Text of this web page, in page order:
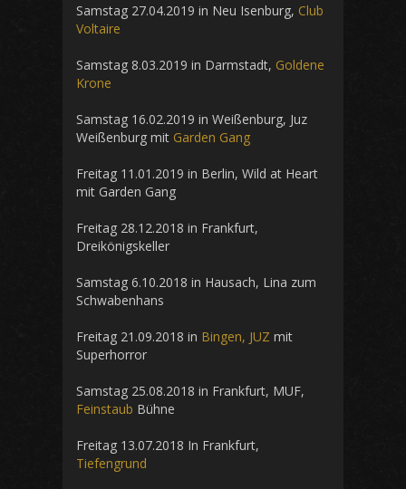
Samstag 27.04.2019 in Neu Isenburg, Club
Voltaire
Samstag 8.03.2019 in Darmstadt, Goldene
Krone
Samstag 16.02.2019 in Weißenburg, Juz
Weißenburg mit Garden Gang
Freitag 11.01.2019 in Berlin, Wild at Heart
mit Garden Gang
Freitag 28.12.2018 in Frankfurt,
Dreikönigskeller
Samstag 6.10.2018 in Hausach, Lina zum
Schwabenhans
Freitag 21.09.2018 in Bingen, JUZ mit
Superhorror
Samstag 25.08.2018 in Frankfurt, MUF,
Feinstaub Bühne
Freitag 13.07.2018 In Frankfurt,
Tiefengrund